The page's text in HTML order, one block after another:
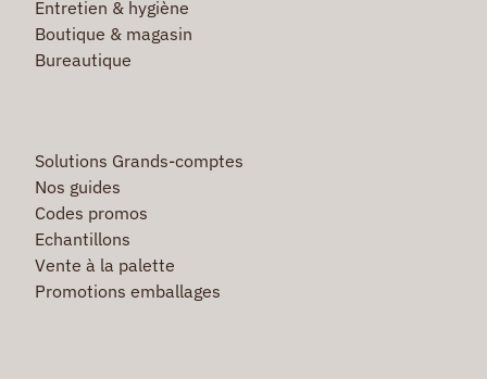
Entretien & hygiène
Boutique & magasin
Bureautique
Solutions Grands-comptes
Nos guides
Codes promos
Echantillons
Vente à la palette
Promotions emballages